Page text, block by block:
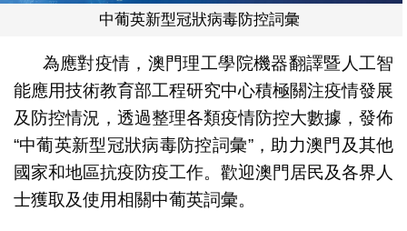
中葡英新型冠狀病毒防控詞彙
為應對疫情，澳門理工學院機器翻譯暨人工智
能應用技術教育部工程研究中心積極關注疫情發展
及防控情況，透過整理各類疫情防控大數據，發佈
“中葡英新型冠狀病毒防控詞彙”，助力澳門及其他
國家和地區抗疫防疫工作。歡迎澳門居民及各界人
士獲取及使用相關中葡英詞彙。